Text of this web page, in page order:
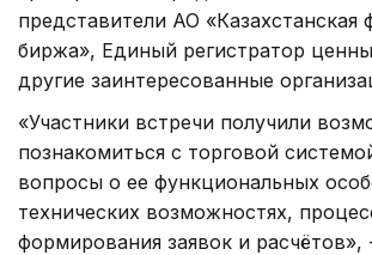
представители АО «Казахстанская
биржа», Единый регистратор
другие заинтересованные
«Участники встречи получили
познакомиться с торговой
вопросы о ее функциональных
технических возможностях,
формирования заявок и расчётов»,